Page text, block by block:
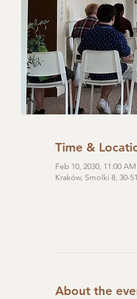
Time &
Feb 10, 2030, 11:00
Kraków, Smolki 8, 30-
About the